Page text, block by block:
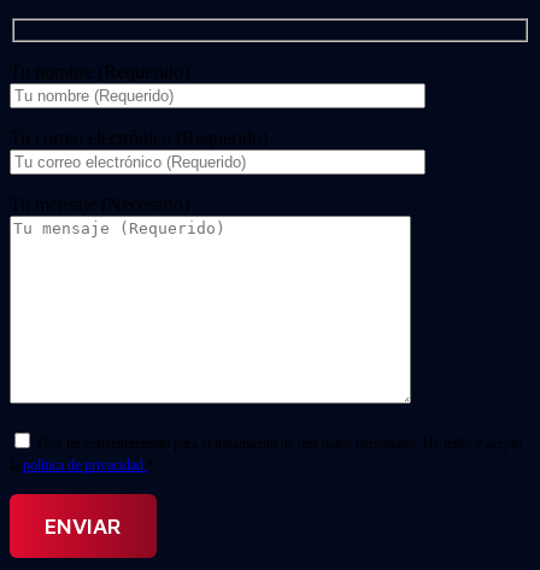
Tu nombre (Requerido)
Tu correo electrónico (Requerido)
Tu mensaje (Necesario)
Doy mi consentimiento para el tratamiento de mis datos personales. He leído y acepto
la política de privacidad. *